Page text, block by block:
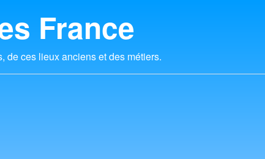
France
de ces lieux anciens et des métiers.